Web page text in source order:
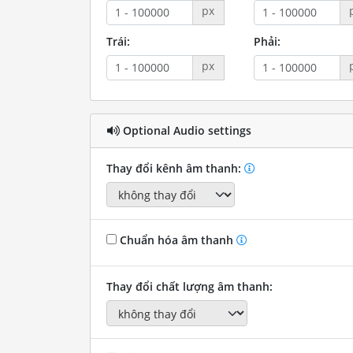
px
Trái:
px
Phải:
Optional Audio settings
Thay đổi kênh âm thanh:
Chuẩn hóa âm thanh
Thay đổi chất lượng âm thanh: